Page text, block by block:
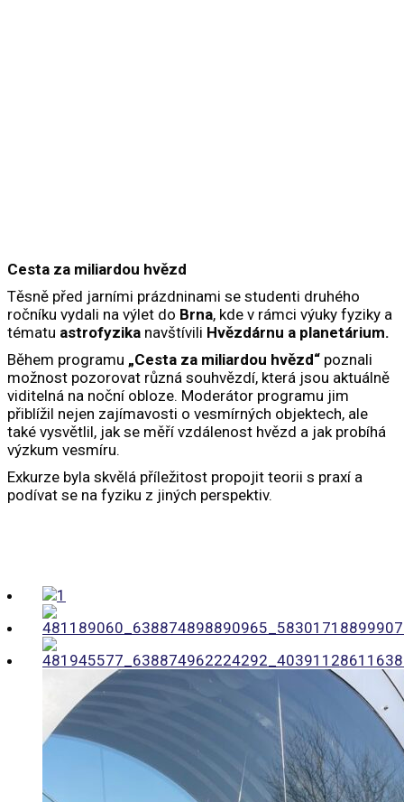
Cesta za miliardou hvězd
Těsně před jarními prázdninami se studenti druhého
ročníku vydali na výlet do Brna, kde v rámci výuky fyziky a
tématu astrofyzika navštívili Hvězdárnu a planetárium.
Během programu „Cesta za miliardou hvězd“ poznali
možnost pozorovat různá souhvězdí, která jsou aktuálně
viditelná na noční obloze. Moderátor programu jim
přiblížil nejen zajímavosti o vesmírných objektech, ale
také vysvětlil, jak se měří vzdálenost hvězd a jak probíhá
výzkum vesmíru.
Exkurze byla skvělá příležitost propojit teorii s praxí a
podívat se na fyziku z jiných perspektiv.